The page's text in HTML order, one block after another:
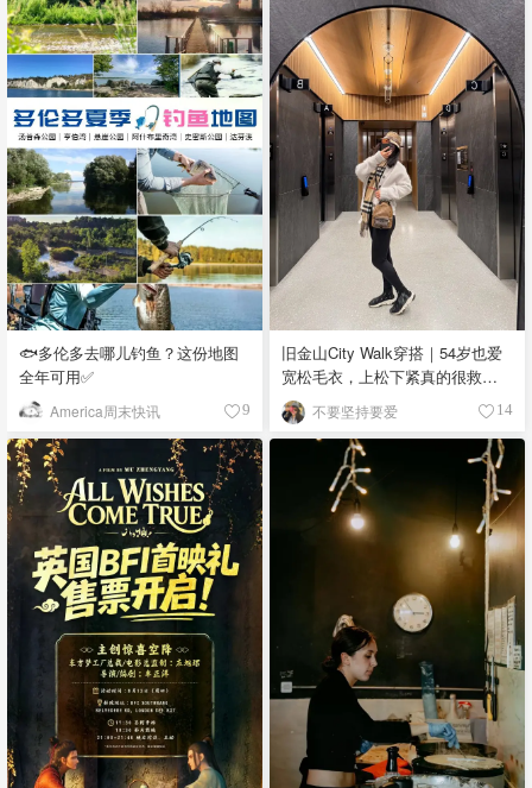
🐟多伦多去哪儿钓鱼？这份地图
全年可用✅
America周末快讯 9
旧金山City Walk穿搭｜54岁也爱
宽松毛衣，上松下紧真的很救比
例
不要坚持要爱 14